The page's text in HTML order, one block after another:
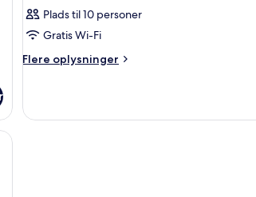
Plads til 10 personer
Gratis Wi-Fi
Flere oplysninger
Flere